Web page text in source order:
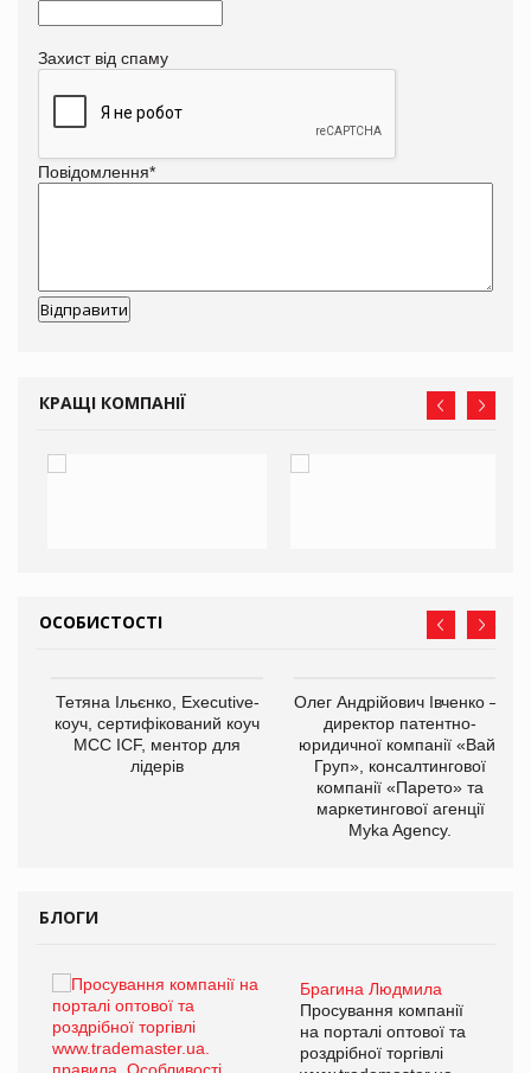
Захист від спаму
Повідомлення*
КРАЩІ КОМПАНІЇ
ОСОБИСТОСТІ
Тетяна Ільєнко, Executive-
коуч, сертифікований коуч
МСС ICF, ментор для
лідерів
Олег Андрійович Івченко —
директор патентно-
юридичної компанії «Вайз
Груп», консалтингової
компанії «Парето» та
маркетингової агенції
Myka Agency.
БЛОГИ
Брагина Людмила
Просування компанії
на порталі оптової та
роздрібної торгівлі